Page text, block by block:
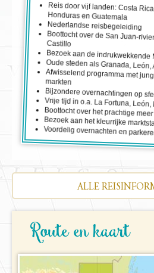
Reis door vijf landen: Costa
Honduras en Guatemala
Nederlandse reisbegeleiding
Boottocht over de San Juan-
Castillo
Bezoek aan de
Oude steden als Granada,
Afwisselend programma met
markten
Bijzondere overnachtingen op
Vrije tijd in o.a. La Fortuna,
Boottocht over het prachtige
Bezoek aan het kleurrijke
Voordelig overnachten en
ALLE
VERTREKDATA/
PRAKTISCHE
Route en kaart